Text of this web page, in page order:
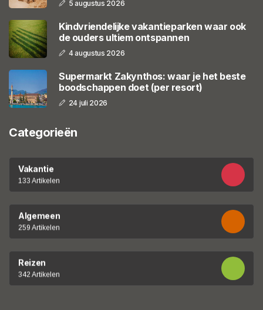
5 augustus 2026
Kindvriendelijke vakantieparken waar ook
de ouders ultiem ontspannen
4 augustus 2026
Supermarkt Zakynthos: waar je het beste
boodschappen doet (per resort)
24 juli 2026
Categorieën
Vakantie
133 Artikelen
Algemeen
259 Artikelen
Reizen
342 Artikelen